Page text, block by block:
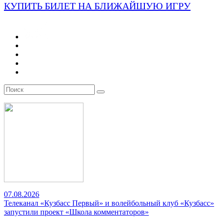
КУПИТЬ БИЛЕТ НА БЛИЖАЙШУЮ ИГРУ
07.08.2026
Телеканал «Кузбасс Первый» и волейбольный клуб «Кузбасс»
запустили проект «Школа комментаторов»